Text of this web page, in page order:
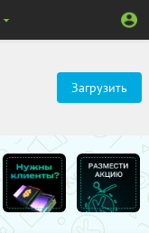
Загрузить